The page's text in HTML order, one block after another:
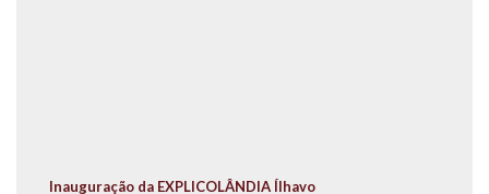
Inauguração da EXPLICOLÂNDIA Ílhavo